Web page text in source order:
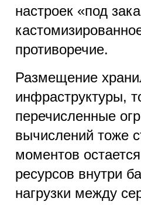
настроек «под
противоречие.
Размещение
инфраструктуры,
перечисленные
вычислений тоже
моментов
ресурсов внутри
нагрузки между